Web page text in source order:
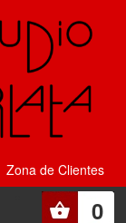
Zona de Clientes
0